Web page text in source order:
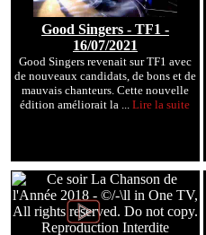
Good Singers - TF1 -
16/07/2021
Good Singers revenait sur TF1 avec
de nouveaux candidats, de bons et de
mauvais chanteurs. Cette nouvelle
édition améliorait la ...Lire la suite